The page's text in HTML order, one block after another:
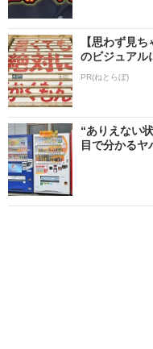
【思わず見
のビジュアル
PR(ねとらぼ)
“ありえない
目で分かる